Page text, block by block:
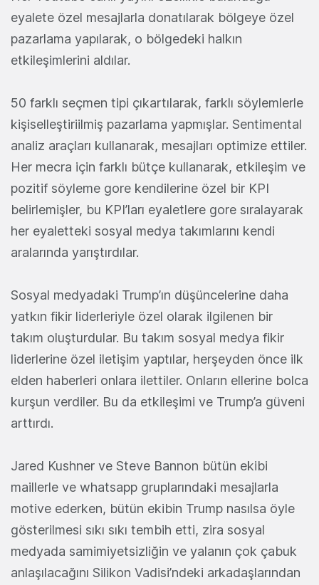
eyalete özel mesajlarla donatılarak bölgeye özel
pazarlama yapılarak, o bölgedeki halkın
etkileşimlerini aldılar.
50 farklı seçmen tipi çıkartılarak, farklı söylemlerle
kişiselleştiriilmiş pazarlama yapmışlar. Sentimental
analiz araçları kullanarak, mesajları optimize ettiler.
Her mecra için farklı bütçe kullanarak, etkileşim ve
pozitif söyleme gore kendilerine özel bir KPI
belirlemişler, bu KPI’ları eyaletlere gore sıralayarak
her eyaletteki sosyal medya takımlarını kendi
aralarında yarıştırdılar.
Sosyal medyadaki Trump’ın düşüncelerine daha
yatkın fikir liderleriyle özel olarak ilgilenen bir
takım oluşturdular. Bu takım sosyal medya fikir
liderlerine özel iletişim yaptılar, herşeyden önce ilk
elden haberleri onlara ilettiler. Onların ellerine bolca
kurşun verdiler. Bu da etkileşimi ve Trump’a güveni
arttırdı.
Jared Kushner ve Steve Bannon bütün ekibi
maillerle ve whatsapp gruplarındaki mesajlarla
motive ederken, bütün ekibin Trump nasılsa öyle
gösterilmesi sıkı sıkı tembih etti, zira sosyal
medyada samimiyetsizliğin ve yalanın çok çabuk
anlaşılacağını Silikon Vadisi’ndeki arkadaşlarından